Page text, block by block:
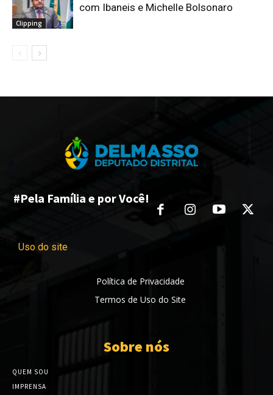
Clipping
com Ibaneis e Michelle Bolsonaro
#Pela Família e por Você!
Uso do site
Política de Privacidade
Termos de Uso do Site
Sobre nós
QUEM SOU
IMPRENSA